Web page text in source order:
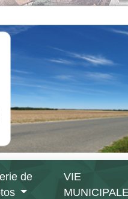
de
VIE